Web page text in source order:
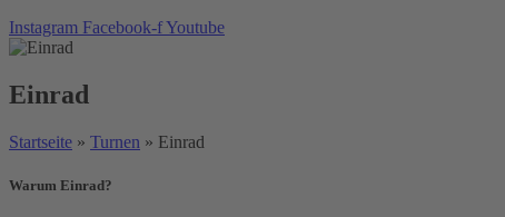
Instagram Facebook-fYoutube
Einrad
Startseite » Turnen » Einrad
Warum Einrad?